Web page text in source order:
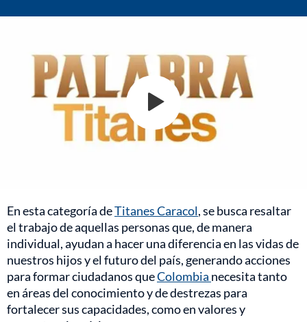
En esta categoría deTitanes Caracol, se busca resaltar
el trabajo de aquellas personas que, de manera
individual, ayudan a hacer una diferencia en las vidas de
nuestros hijos y el futuro del país, generando acciones
para formar ciudadanos queColombia necesita tanto
en áreas del conocimiento y de destrezas para
fortalecer sus capacidades, como en valores y